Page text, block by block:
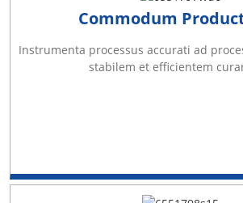
Commodum
Instrumenta processus accurati ad
stabilem et efficientem